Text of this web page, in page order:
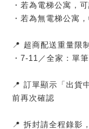
・若為電梯公寓，
・若為無電梯公寓
📍 超商配送重量限
・7-11／全家：單
📍 訂單顯示「出貨
前再次確認
📍 拆封請全程錄影